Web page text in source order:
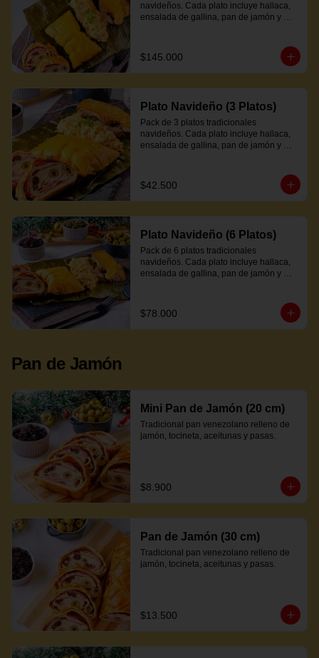
navideños. Cada plato incluye hallaca,
ensalada de gallina, pan de jamón y
$145.000
Plato Navideño (3 Platos)
Pack de 3 platos tradicionales
navideños. Cada plato incluye hallaca,
ensalada de gallina, pan de jamón y
$42.500
Plato Navideño (6 Platos)
Pack de 6 platos tradicionales
navideños. Cada plato incluye hallaca,
ensalada de gallina, pan de jamón y
$78.000
Pan de Jamón
Mini Pan de Jamón (20 cm)
Tradicional pan venezolano relleno de
jamón, tocineta, aceitunas y pasas.
$8.900
Pan de Jamón (30 cm)
Tradicional pan venezolano relleno de
jamón, tocineta, aceitunas y pasas.
$13.500